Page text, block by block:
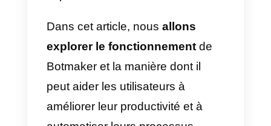
type » drag-and-drop« ,
Botmaker permet aux utilisateurs
de créer facilement des
conversations personnalisées et